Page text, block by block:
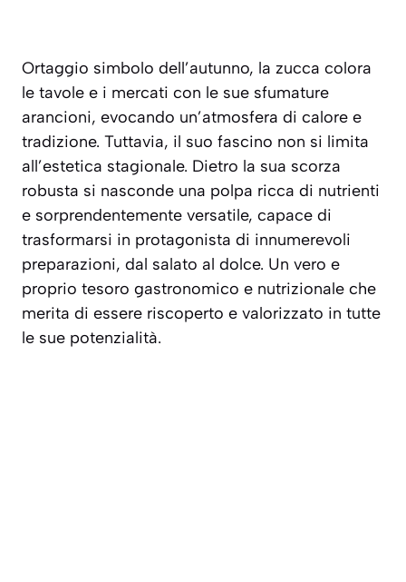
Ortaggio simbolo dell’autunno, la zucca colora
le tavole e i mercati con le sue sfumature
arancioni, evocando un’atmosfera di calore e
tradizione. Tuttavia, il suo fascino non si limita
all’estetica stagionale. Dietro la sua scorza
robusta si nasconde una polpa ricca di nutrienti
e sorprendentemente versatile, capace di
trasformarsi in protagonista di innumerevoli
preparazioni, dal salato al dolce. Un vero e
proprio tesoro gastronomico e nutrizionale che
merita di essere riscoperto e valorizzato in tutte
le sue potenzialità.